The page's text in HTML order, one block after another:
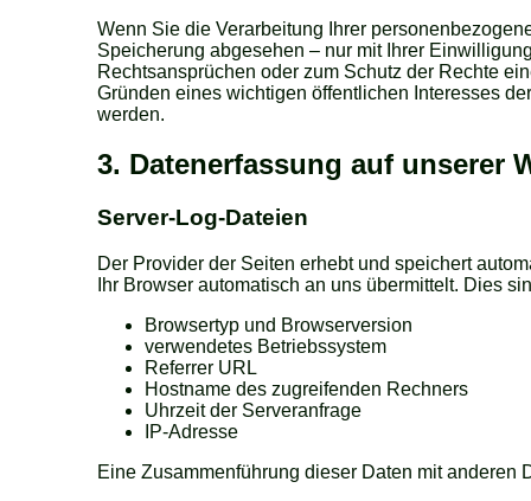
Wenn Sie die Verarbeitung Ihrer
Speicherung abgesehen – nur mit Ihrer
Rechtsansprüchen oder zum Schutz der Rechte
Gründen eines wichtigen öffentlichen Interesses
werden.
3. Datenerfassung auf unserer
Server-Log-Dateien
Der Provider der Seiten erhebt und speichert
Ihr Browser automatisch an uns übermittelt. Dies
Browsertyp und Browserversion
verwendetes Betriebssystem
Referrer URL
Hostname des zugreifenden Rechners
Uhrzeit der Serveranfrage
IP-Adresse
Eine Zusammenführung dieser Daten mit anderen